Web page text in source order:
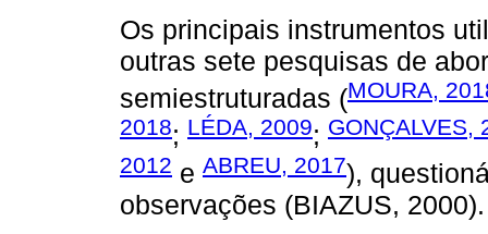
Os principais instrumentos
outras sete pesquisas de
semiestruturadas (MOURA,
2018; LÉDA, 2009; GONÇALVES,
2012 e ABREU, 2017),
observações (BIAZUS, 2000).